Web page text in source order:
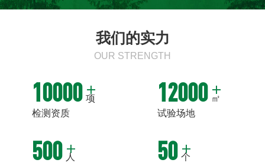
我们的实力
OUR STRENGTH
10000 项
检测资质
12000 ㎡
试验场地
500 人
50 个